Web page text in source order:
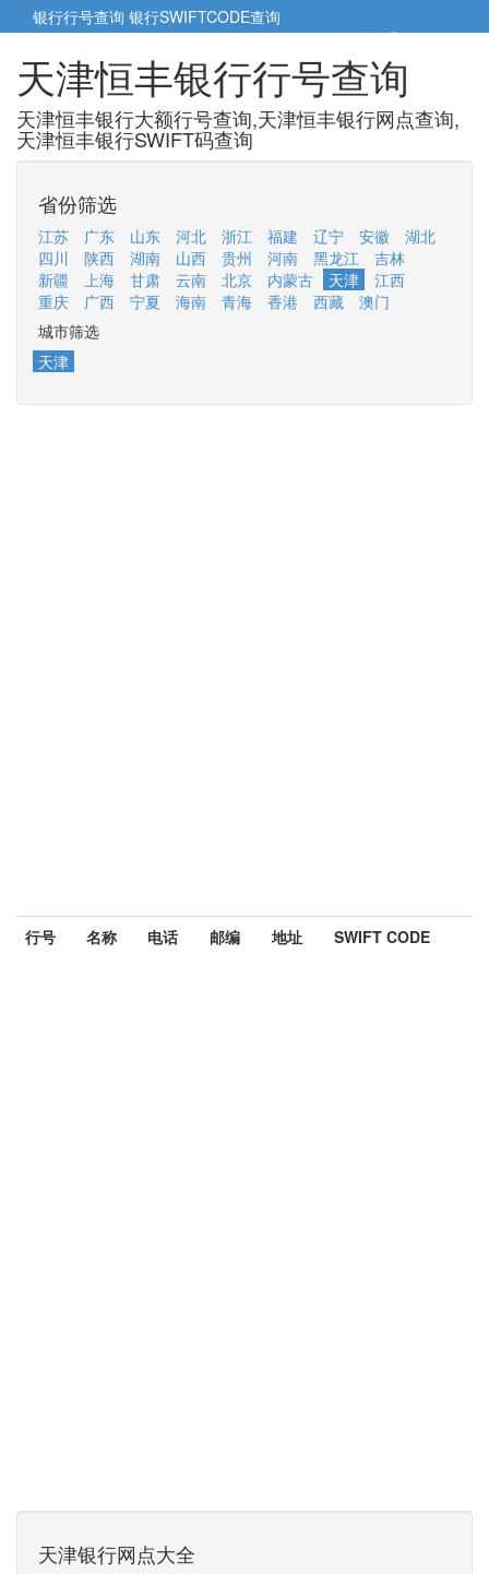
银行行号查询 银行SWIFTCODE查询
5cm小帮手5cm.cn
天津恒丰银行行号查询
天津恒丰银行大额行号查询,天津恒丰银行网点查询,
天津恒丰银行SWIFT码查询
省份筛选
江苏 广东 山东 河北 浙江 福建 辽宁 安徽
湖北
四川
陕西 湖南 山西 贵州 河南 黑龙江
吉林
新疆
上海 甘肃 云南 北京 内蒙古 天津
江西
重庆
广西 宁夏 海南 青海 香港 西藏
澳门
城市筛选
天津
行号 名称 电话 邮编 地址 SWIFT CODE
天津银行网点大全